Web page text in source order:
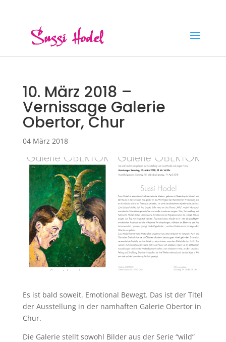
10. März 2018 –
Vernissage Galerie
Obertor, Chur
04 März 2018
Es ist bald soweit. Emotional Bewegt. Das ist der Titel
der Ausstellung in der namhaften Galerie Obertor in
Chur.
Die Galerie stellt sowohl Bilder aus der Serie “wild”